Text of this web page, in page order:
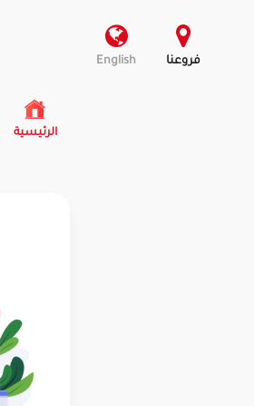
فروعنا English
الرئيسية
(current)